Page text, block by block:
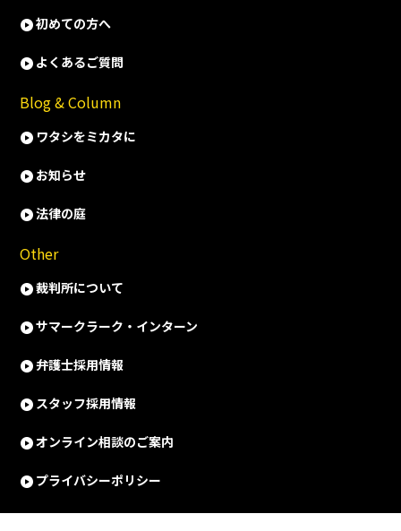
初めての方へ
よくあるご質問
Blog & Column
ワタシをミカタに
お知らせ
法律の庭
Other
裁判所について
サマークラーク・インターン
弁護士採用情報
スタッフ採用情報
オンライン相談のご案内
プライバシーポリシー